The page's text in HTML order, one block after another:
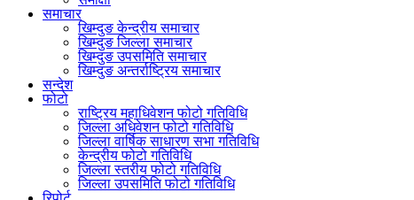
समाचार
खिम्दुङ केन्द्रीय समाचार
खिम्दुङ जिल्ला समाचार
खिम्दुङ उपसमिति समाचार
खिम्दुङ अन्तर्राष्ट्रिय समाचार
सन्देश
फोटो
राष्ट्रिय महाधिवेशन फोटो गतिविधि
जिल्ला अधिवेशन फोटो गतिविधि
जिल्ला वार्षिक साधारण सभा गतिविधि
केन्द्रीय फोटो गतिविधि
जिल्ला स्तरीय फोटो गतिविधि
जिल्ला उपसमिति फोटो गतिविधि